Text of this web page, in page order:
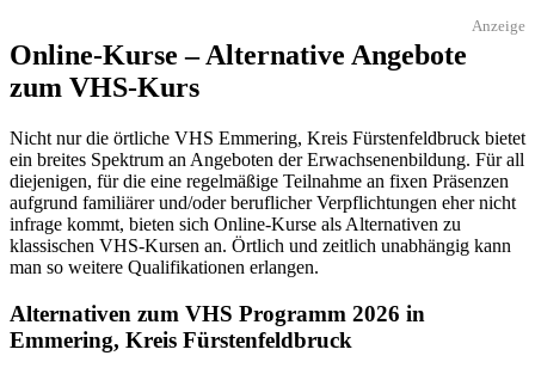
Anzeige
Online-Kurse – Alternative Angebote
zum VHS-Kurs
Nicht nur die örtliche VHS Emmering, Kreis Fürstenfeldbruck bietet
ein breites Spektrum an Angeboten der Erwachsenenbildung. Für all
diejenigen, für die eine regelmäßige Teilnahme an fixen Präsenzen
aufgrund familiärer und/oder beruflicher Verpflichtungen eher nicht
infrage kommt, bieten sich Online-Kurse als Alternativen zu
klassischen VHS-Kursen an. Örtlich und zeitlich unabhängig kann
man so weitere Qualifikationen erlangen.
Alternativen zum VHS Programm 2026 in
Emmering, Kreis Fürstenfeldbruck